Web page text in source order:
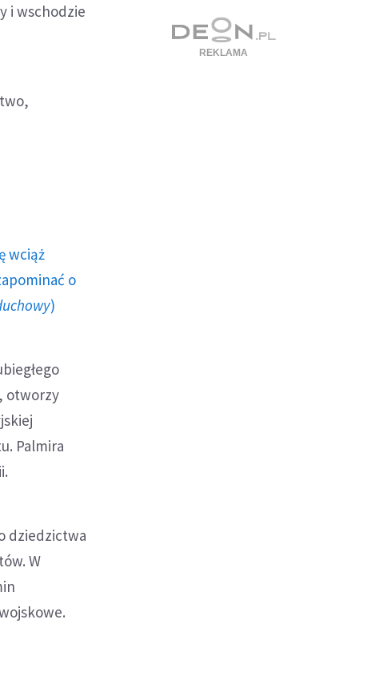
i wschodzie
wciąż
o
)
otworzy
Palmira
dziedzictwa
W